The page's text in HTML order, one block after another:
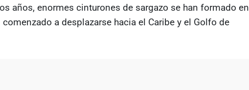
años, enormes cinturones de sargazo se han formado en
a desplazarse hacia el Caribe y el Golfo de